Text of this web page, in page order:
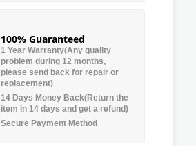
100% Guaranteed
1 Year Warranty(Any quality
problem during 12 months,
please send back for repair or
replacement)
14 Days Money Back(Return the
item in 14 days and get a refund)
Secure Payment Method